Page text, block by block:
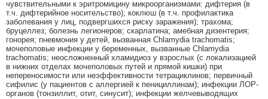
чувствительными к эритромицину микроорганизмами: дифтерия (в
т.ч. дифтерийное носительство); коклюш (в т.ч. профилактика
заболевания у лиц, подвергшихся риску заражения); трахома;
бруцеллез; болезнь легионеров; скарлатина; амебная дизентерия;
гонорея; пневмония у детей, вызванная Chlamydia trachomatis;
мочеполовые инфекции у беременных, вызванные Chlamydia
trachomatis; неосложненный хламидиоз у взрослых (с локализацией
в нижних отделах мочеполовых путей и прямой кишки) при
непереносимости или неэффективности тетрациклинов; первичный
сифилис (у пациентов с аллергией к пенициллинам); инфекции ЛОР-
органов (тонзиллит, отит, синусит); инфекции желчевыводящих